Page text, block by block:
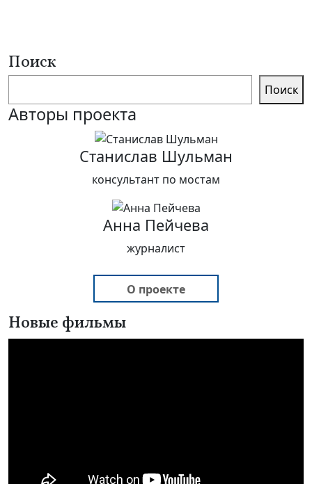
Поиск
Поиск
Авторы проекта
Станислав Шульман
консультант по мостам
Анна Пейчева
журналист
О проекте
Новые фильмы